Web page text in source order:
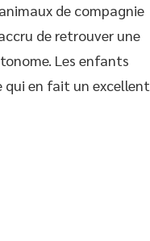
de compagnie
de retrouver une
Les enfants
en fait un excellent